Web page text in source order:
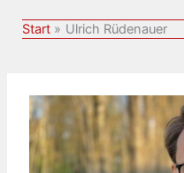
Start Ulrich Rüdenauer